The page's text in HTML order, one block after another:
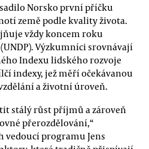
Norsko první příčku
země podle kvality života.
vždy koncem roku
Výzkumníci srovnávají
Indexu lidského rozvoje
indexy, jež měří očekávanou
a životní úroveň.
stálý růst příjmů a zároveň
přerozdělování,“
vedoucí programu Jens